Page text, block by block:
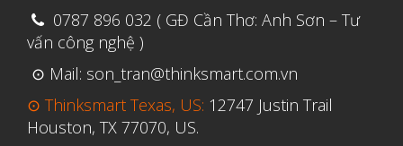
0787 896 032 ( GĐ Cần Thơ: Anh Sơn – Tư
vấn công nghệ )
⊙ Mail: son_tran@thinksmart.com.vn
⊙ Thinksmart Texas, US: 12747 Justin Trail
Houston, TX 77070, US.